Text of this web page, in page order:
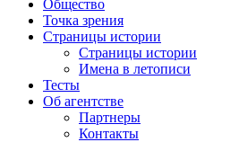
Общество
Точка зрения
Страницы истории
Страницы истории
Имена в летописи
Тесты
Об агентстве
Партнеры
Контакты